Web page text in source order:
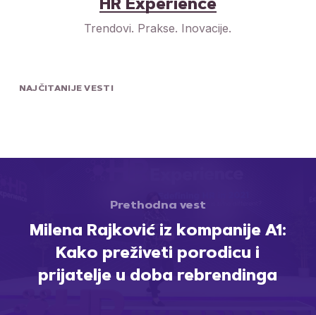
HR Experience
Trendovi. Prakse. Inovacije.
NAJČITANIJE VESTI
Prethodna vest
Milena Rajković iz kompanije A1:
Kako preživeti porodicu i
prijatelje u doba rebrendinga